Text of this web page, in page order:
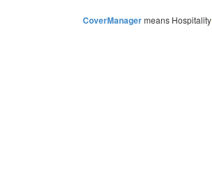
CoverManagermeans Hospitality